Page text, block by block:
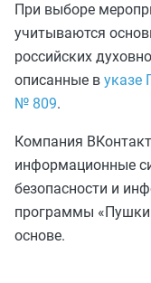
При выборе
учитываются
российских
описанные в указе
№ 809.
Компания
информационные
безопасности и
программы
основе.